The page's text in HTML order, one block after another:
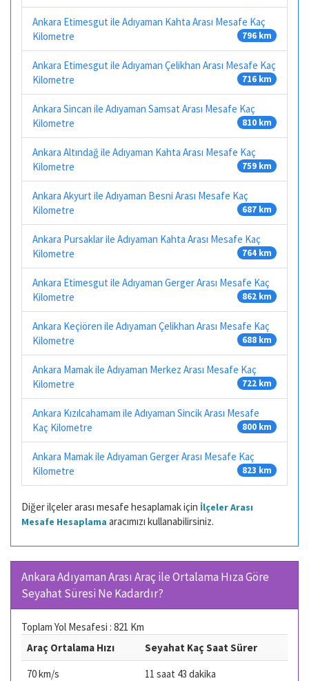
Ankara Etimesgut ile Adıyaman Kahta Arası Mesafe Kaç
Kilometre
796 km
Ankara Etimesgut ile Adıyaman Çelikhan Arası Mesafe Kaç
Kilometre
716 km
Ankara Sincan ile Adıyaman Samsat Arası Mesafe Kaç
Kilometre
810 km
Ankara Altındağ ile Adıyaman Kahta Arası Mesafe Kaç
Kilometre
759 km
Ankara Akyurt ile Adıyaman Besni Arası Mesafe Kaç
Kilometre
687 km
Ankara Pursaklar ile Adıyaman Kahta Arası Mesafe Kaç
Kilometre
764 km
Ankara Etimesgut ile Adıyaman Gerger Arası Mesafe Kaç
Kilometre
862 km
Ankara Keçiören ile Adıyaman Çelikhan Arası Mesafe Kaç
Kilometre
688 km
Ankara Mamak ile Adıyaman Merkez Arası Mesafe Kaç
Kilometre
722 km
Ankara Kızılcahamam ile Adıyaman Sincik Arası Mesafe
Kaç Kilometre
800 km
Ankara Mamak ile Adıyaman Gerger Arası Mesafe Kaç
Kilometre
823 km
Diğer ilçeler arası mesafe hesaplamak için İlçeler Arası
Mesafe Hesaplama aracımızı kullanabilirsiniz.
Ankara Adıyaman Arası Araç ile Ortalama Hıza Göre
Seyahat Süresi Ne Kadardır?
Toplam Yol Mesafesi : 821 Km
Araç Ortalama Hızı
Seyahat Kaç Saat Sürer
70 km/s
11 saat 43 dakika